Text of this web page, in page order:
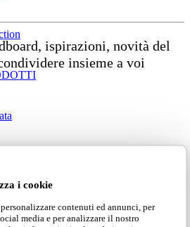
i cookie
contenuti ed annunci, per
media e per analizzare il nostro
ispirazioni, novità del
insieme a voi
Str. della Romagna, 285 –